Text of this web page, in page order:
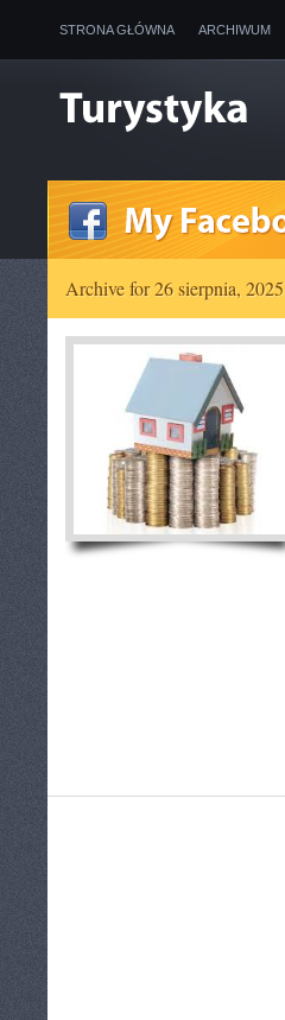
STRONA GŁÓWNA ARCHIWUM
Archive for 26 sierpnia, 2025